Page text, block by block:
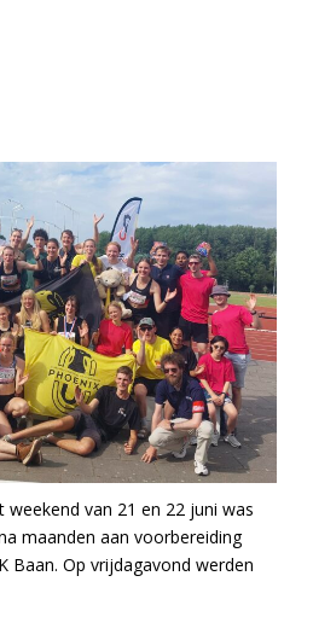
van 21 en 22 juni was
maanden aan voorbereiding
Baan. Op vrijdagavond werden